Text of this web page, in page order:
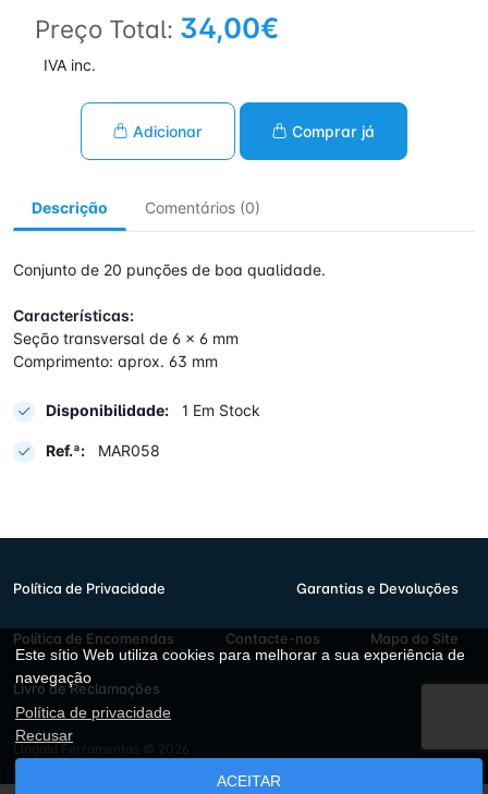
Preço Total: 34,00€
IVA inc.
Adicionar Comprar já
Descrição Comentários (0)
Conjunto de 20 punções de boa qualidade.
Características:
Seção transversal de 6 x 6 mm
Comprimento: aprox. 63 mm
Disponibilidade: 1 Em Stock
Ref.ª: MAR058
Política de Privacidade Garantias e Devoluções
Política de Encomendas Contacte-nos Mapa do Site
Livro de Reclamações
Lingold Ferramentas © 2026
Este sítio Web utiliza cookies para melhorar a sua experiência de
navegação
Política de privacidade
Recusar
ACEITAR